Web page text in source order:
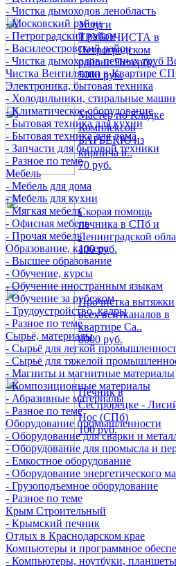
Услуги
ТРУБОЧИСТА в
Петроградском
районе Петербу..
5000 руб.
Мастер по Кладке
Комплексов
БАРБЕКЮ из
кирпича в..
70 руб.
Скорая помощь
печника в СПб и
Ленинградской
100 руб.
Прочистка вытяжки
всех вентканалов в
квартире Са..
8000 руб.
Печник в
Сестрорецке -
Нос (СПб)
100 руб.
- Чистка дымоходов ленобласть
- Московский район
- Петроградский район
- Василеостровский район
- Чистка дымоходов печных труб
Чистка Вентиляции в Квартире
Электроника, бытовая техника
- Холодильники, стиральные
- Климатическое оборудование
- Бытовая техника для кухни
- Бытовая техника для дома
- Запчасти для бытовой техники
- Разное по теме
Мебель
- Мебель для дома
- Мебель для кухни
- Мягкая мебель
- Офисная мебель
- Прочая мебель
Образование, карьера
- Высшее образование
- Обучение, курсы
- Обучение иностранным языкам
- Обучение за рубежом
- Трудоустройство, кадры
- Разное по теме
Сырьё, материалы
- Сырьё для легкой
- Сырьё для тяжелой
- Магниты и магнитные материалы
- Композиционные материалы
- Абразивные материалы
- Разное по теме
Оборудование промышленности
- Оборудование для сварки и
- Оборудование для промысла и
- Емкостное оборудование
- Оборудование энергетического
- Грузоподъемное оборудование
- Разное по теме
Крым Строительный
- Крымский печник
Отдых в Краснодарском крае
Компьютеры и программное
- Компьютеры, ноутбуки, планшеты